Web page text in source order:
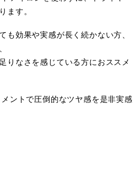
ます。
も効果や実感が長く続かない方、
りなさを感じている方におススメ
ントで圧倒的なツヤ感を是非実感